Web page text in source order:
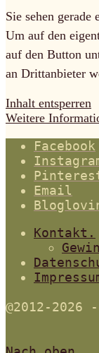
Sie sehen
Um auf den
auf den Button
an Drittanbieter
Inhalt entsperren
Weitere
Facebook
Email
Kontakt.
@2012-